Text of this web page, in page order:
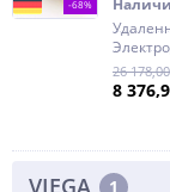
-68%
26
8
VIEGA 1